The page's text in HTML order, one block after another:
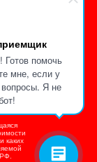
Готов помочь
мне, если у
вопросы. Я не
каких
РФ.